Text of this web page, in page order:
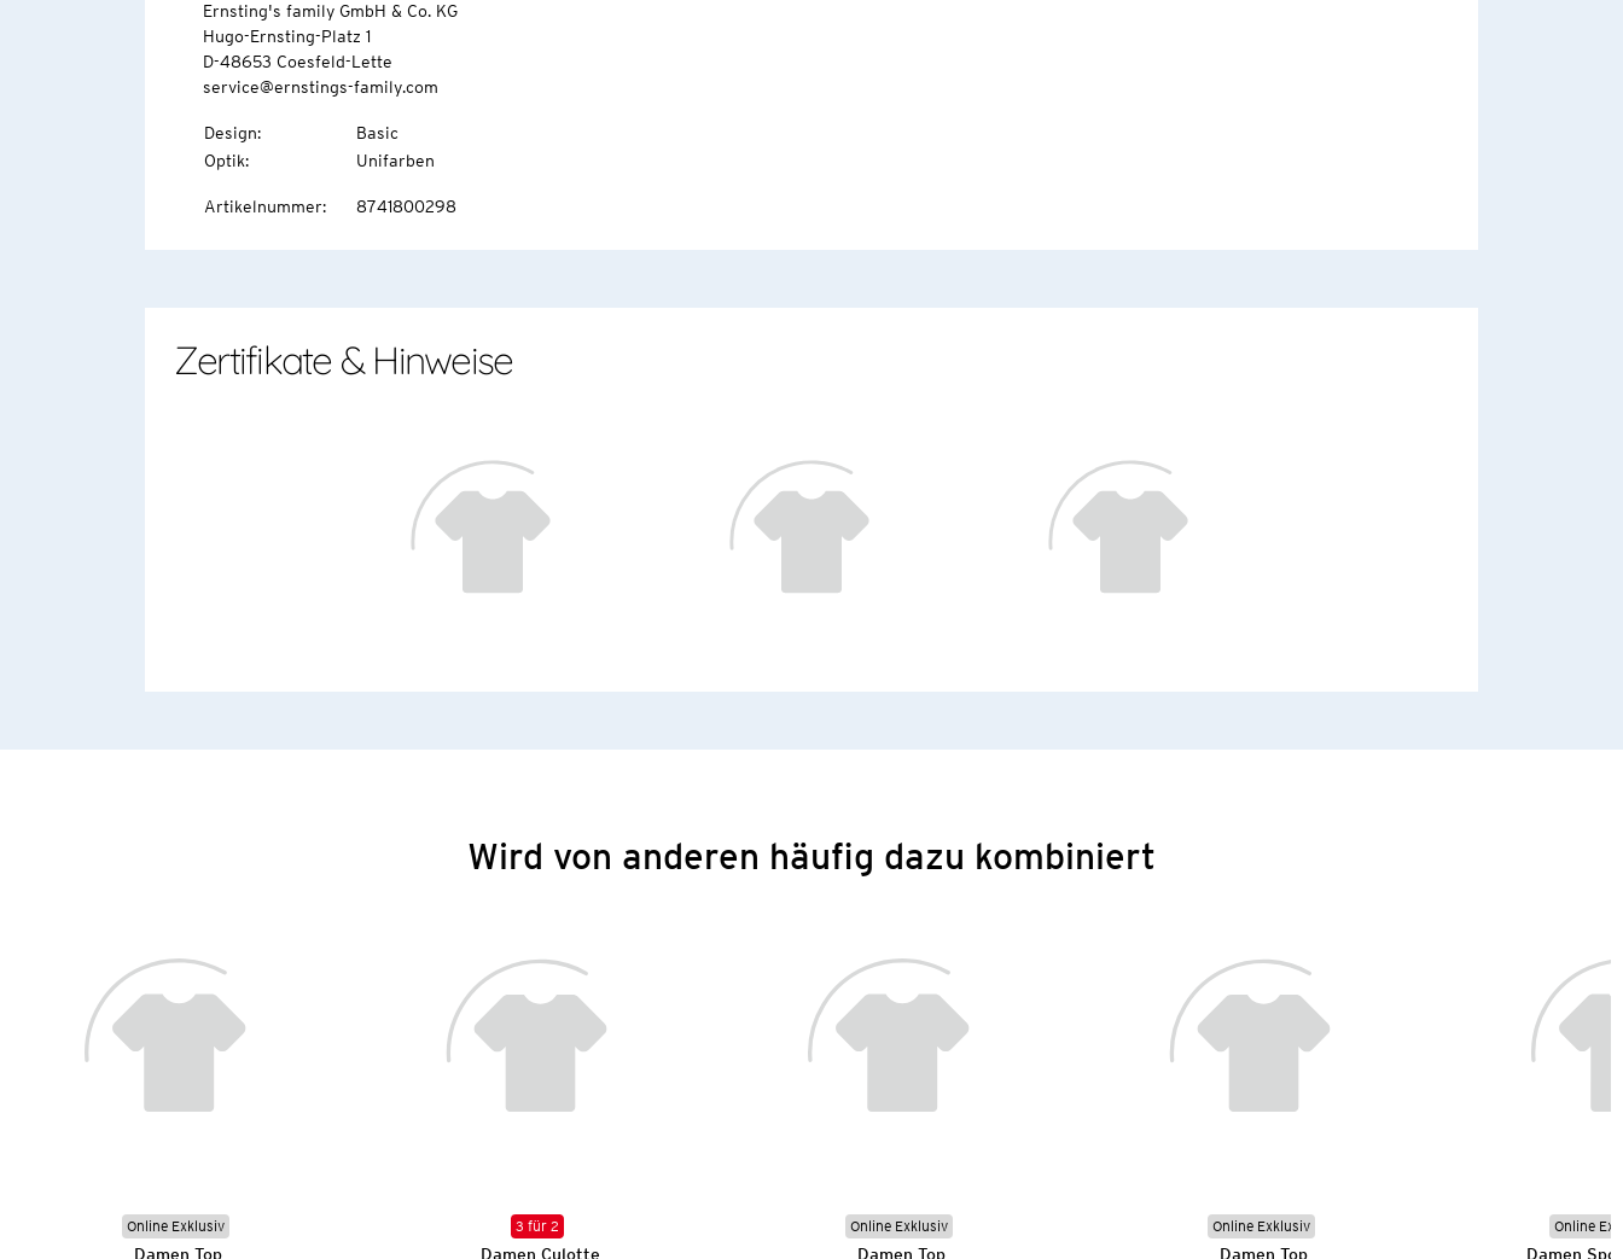
Ernsting's family GmbH & Co. KG
Hugo-Ernsting-Platz 1
D-48653 Coesfeld-Lette
service@ernstings-family.com
Design:
Basic
Optik: Unifarben
Artikelnummer: 8741800298
Zertifikate & Hinweise
Wird von anderen häufig dazu kombiniert
Online Exklusiv
Damen Top
3 für 2
Damen Culotte
Online Exklusiv
Damen Top
Online Exklusiv
Damen Top
Online
Damen